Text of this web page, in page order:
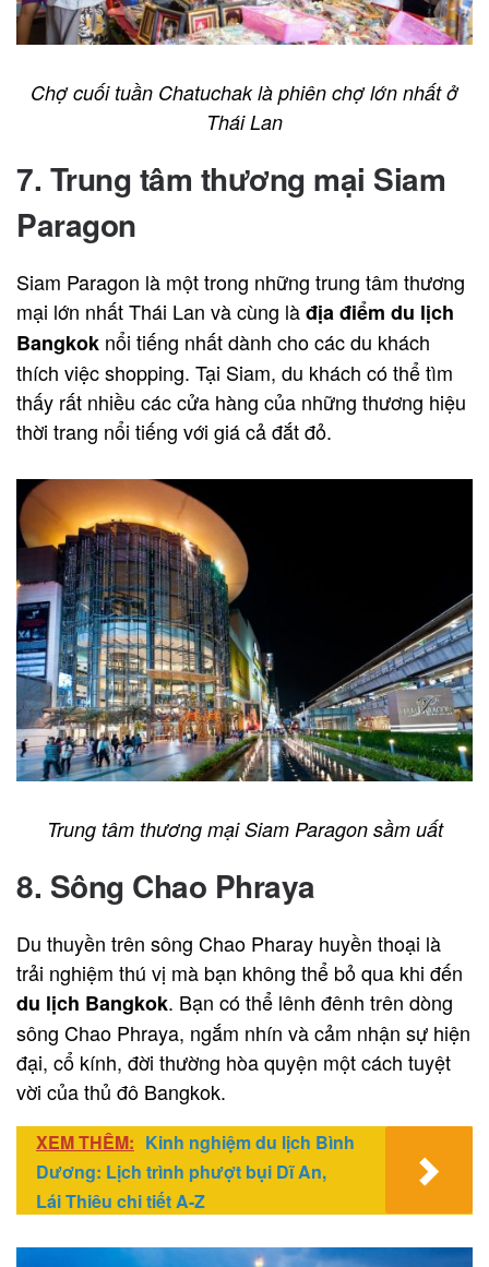
Chợ cuối tuần Chatuchak là phiên chợ lớn nhất ở
Thái Lan
7. Trung tâm thương mại Siam
Paragon
Siam Paragon là một trong những trung tâm thương
mại lớn nhất Thái Lan và cùng làđịa điểm du lịch
Bangkok nổi tiếng nhất dành cho các du khách
thích việc shopping. Tại Siam, du khách có thể tìm
thấy rất nhiều các cửa hàng của những thương hiệu
thời trang nổi tiếng với giá cả đắt đỏ.
Trung tâm thương mại Siam Paragon sầm uất
8. Sông Chao Phraya
Du thuyền trên sông Chao Pharay huyền thoại là
trải nghiệm thú vị mà bạn không thể bỏ qua khi đến
du lịch Bangkok. Bạn có thể lênh đênh trên dòng
sông Chao Phraya, ngắm nhín và cảm nhận sự hiện
đại, cổ kính, đời thường hòa quyện một cách tuyệt
vời của thủ đô Bangkok.
XEM THÊM: Kinh nghiệm du lịch Bình
Dương: Lịch trình phượt bụi Dĩ An,
Lái Thiêu chi tiết A-Z